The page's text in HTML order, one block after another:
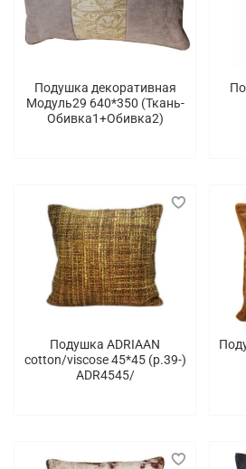
Подушка декоративная
Модуль29 640*350 (Ткань-
Обивка1+Обивка2)
Подушка ADRIAAN
cotton/viscose 45*45 (p.39-)
ADR4545/